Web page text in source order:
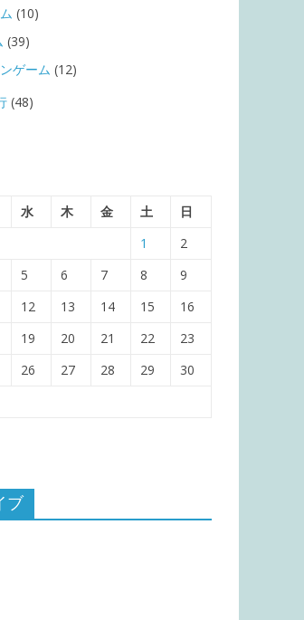
(10)
(39)
ゲーム (12)
(48)
水 木 金 土
日
1
2
5 6 7 8
9
12 13 14 15
16
19 20 21 22
23
26 27 28 29
30
ブ